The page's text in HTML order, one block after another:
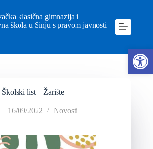
klasična gimnazija i
škola u Sinju s pravom javnosti
Školski list – Žarište
16/09/2022 Novosti